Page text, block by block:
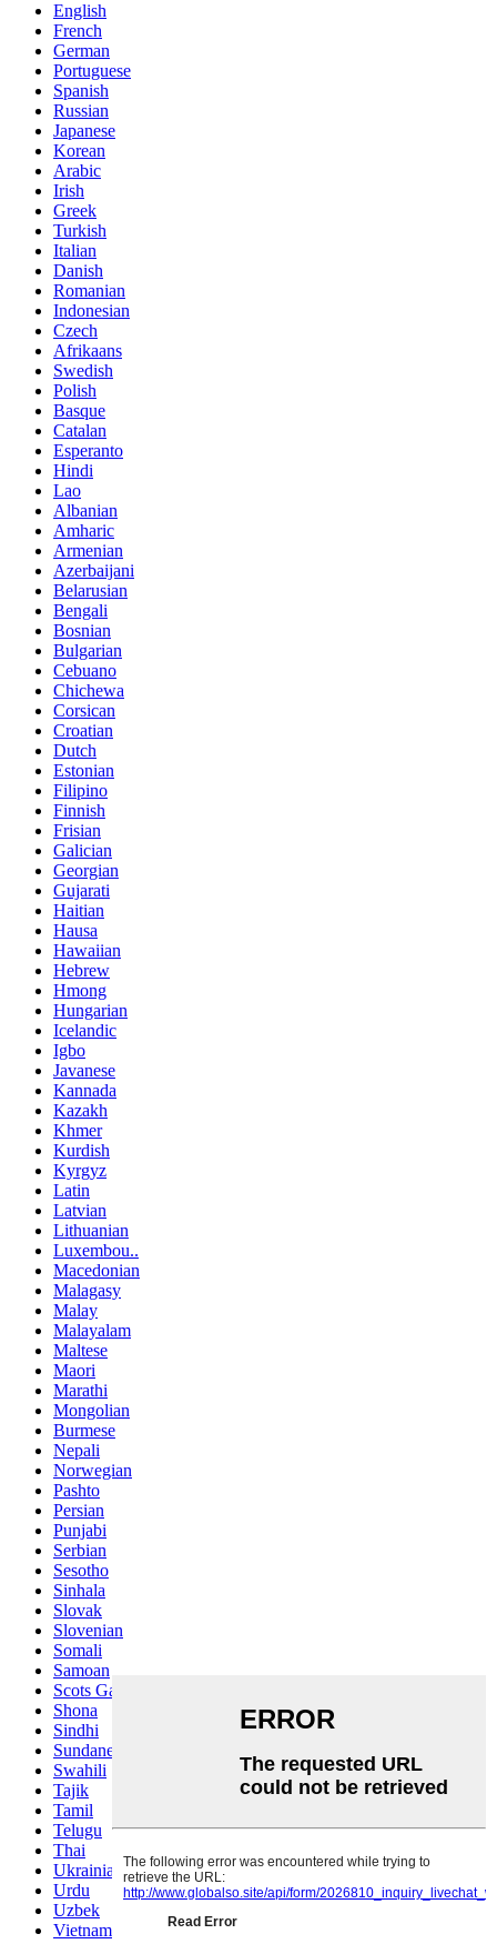
English
French
German
Portuguese
Spanish
Russian
Japanese
Korean
Arabic
Irish
Greek
Turkish
Italian
Danish
Romanian
Indonesian
Czech
Afrikaans
Swedish
Polish
Basque
Catalan
Esperanto
Hindi
Lao
Albanian
Amharic
Armenian
Azerbaijani
Belarusian
Bengali
Bosnian
Bulgarian
Cebuano
Chichewa
Corsican
Croatian
Dutch
Estonian
Filipino
Finnish
Frisian
Galician
Georgian
Gujarati
Haitian
Hausa
Hawaiian
Hebrew
Hmong
Hungarian
Icelandic
Igbo
Javanese
Kannada
Kazakh
Khmer
Kurdish
Kyrgyz
Latin
Latvian
Lithuanian
Luxembou..
Macedonian
Malagasy
Malay
Malayalam
Maltese
Maori
Marathi
Mongolian
Burmese
Nepali
Norwegian
Pashto
Persian
Punjabi
Serbian
Sesotho
Sinhala
Slovak
Slovenian
Somali
Samoan
Scots Gaelic
Shona
Sindhi
Sundanese
Swahili
Tajik
Tamil
Telugu
Thai
Ukrainian
Urdu
Uzbek
Vietnamese